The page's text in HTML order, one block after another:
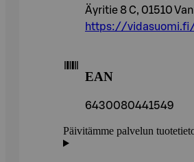
Äyritie 8 C, 01510
https://
EAN
6430080441549
Päivitämme palvelun